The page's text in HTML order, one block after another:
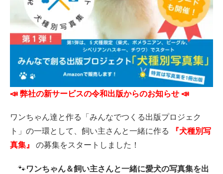
📣 弊社の新サービスの令和出版からのお知らせ 📣
ワンちゃん達と作る「みんなでつくる出版プロジェク
ト」の一環として、飼い主さんと一緒に作る
『犬種別写
真集』
の募集をスタートしました！
🐾ワンちゃん＆飼い主さんと一緒に愛犬の写真集を出